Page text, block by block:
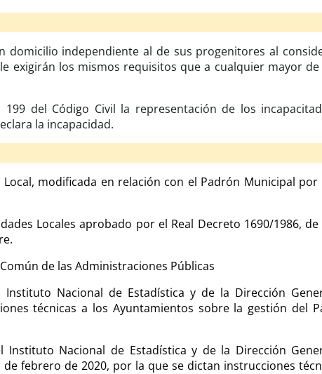
independiente al de sus progenitores al
exigirán los mismos requisitos que a cualquier mayor de
del Código Civil la representación de los
la incapacidad.
modificada en relación con el Padrón Municipal por
Locales aprobado por el Real Decreto 1690/1986, de
de las Administraciones Públicas
Nacional de Estadística y de la Dirección
técnicas a los Ayuntamientos sobre la gestión del
Nacional de Estadística y de la Dirección
febrero de 2020, por la que se dictan instrucciones